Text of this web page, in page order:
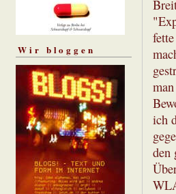
Wir bloggen
ich
den